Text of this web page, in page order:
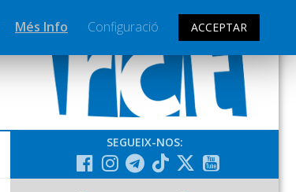
SEGUEIX-NOS:
Més Info Configuració ACCEPTAR